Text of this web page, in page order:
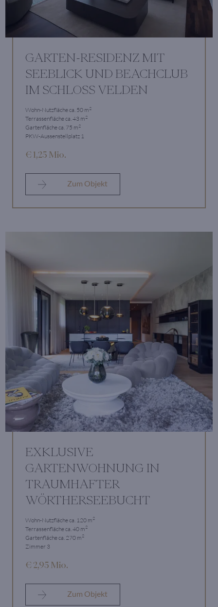
GARTEN-RESIDENZ MIT
SEEBLICK UND BEACHCLUB
IM SCHLOSS VELDEN
Wohn-Nutzfläche ca. 50 m2
Terrassenfläche ca. 43 m2
Gartenfläche ca. 75 m2
PKW-Aussenstellplatz 1
€ 1,25 Mio.
Zum Objekt
EXKLUSIVE
GARTENWOHNUNG IN
TRAUMHAFTER
WÖRTHERSEEBUCHT
Wohn-Nutzfläche ca. 120 m2
Terrassenfläche ca. 40 m2
Gartenfläche ca. 270 m2
Zimmer 3
€ 2,95 Mio.
Zum Objekt